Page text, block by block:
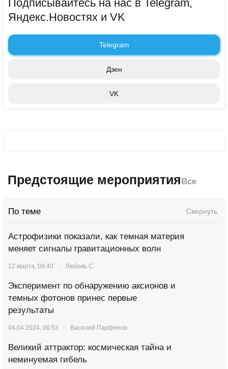
Подписывайтесь на нас в Telegram,
Яндекс.Новостях и VK
Telegram
Дзен
VK
Предстоящие мероприятия Все
По теме Свернуть
Астрофизики показали, как темная материя
меняет сигналы гравитационных волн
12 марта, 08:40 Любовь С.
Эксперимент по обнаружению аксионов и
темных фотонов принес первые
результаты
04.04.2024, 06:53 Василий Парфенов
Великий аттрактор: космическая тайна и
неминуемая гибель